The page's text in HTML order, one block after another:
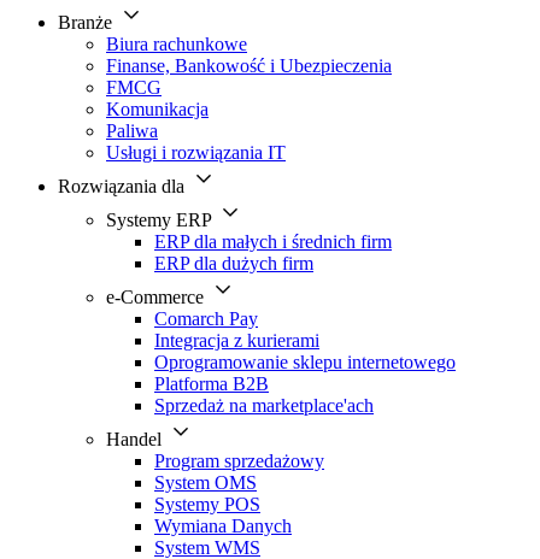
Branże
Biura rachunkowe
Finanse, Bankowość i Ubezpieczenia
FMCG
Komunikacja
Paliwa
Usługi i rozwiązania IT
Rozwiązania dla
Systemy ERP
ERP dla małych i średnich firm
ERP dla dużych firm
e-Commerce
Comarch Pay
Integracja z kurierami
Oprogramowanie sklepu internetowego
Platforma B2B
Sprzedaż na marketplace'ach
Handel
Program sprzedażowy
System OMS
Systemy POS
Wymiana Danych
System WMS